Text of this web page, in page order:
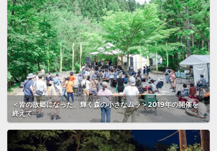
＜皆の故郷になった、輝く森の小さなムラ＞2019年の開催を
終えて